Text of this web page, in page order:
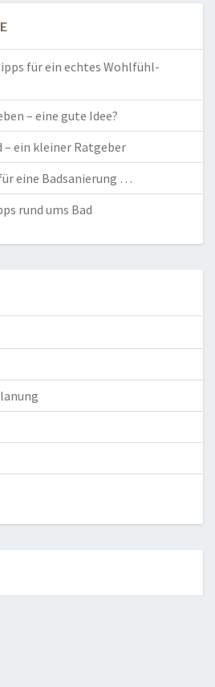
für ein echtes Wohlfühl-
– eine gute Idee?
– ein kleiner Ratgeber
eine Badsanierung …
rund ums Bad